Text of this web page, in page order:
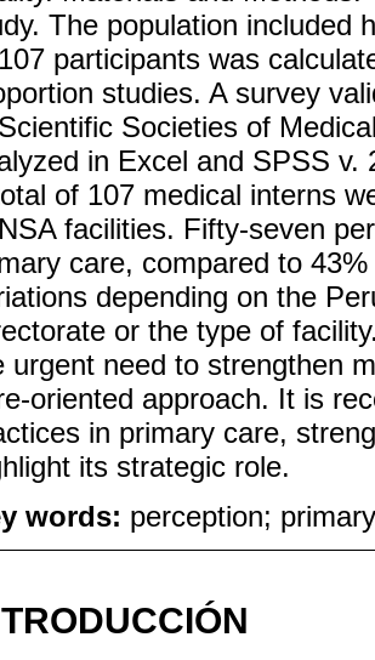
The population included
participants was
studies. A survey
Societies of
in Excel and SPSS
of 107 medical interns
facilities. Fifty-seven
care, compared to
depending on the
or the type of
urgent need to strengthen
oriented approach. It is
in primary care,
its strategic role.
words: perception;